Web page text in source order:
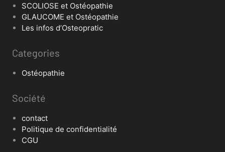
SCOLIOSE et Ostéopathie
GLAUCOME et Ostéopathie
Les infos d’Osteopratic
Categories
Ostéopathie
Société
contact
Politique de confidentialité
CGU